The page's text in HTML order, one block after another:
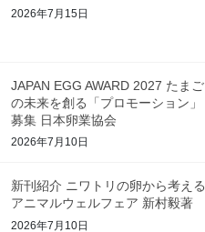
2026年7月15日
JAPAN EGG AWARD 2027 たまご
の未来を創る「プロモーション」
募集 日本卵業協会
2026年7月10日
新刊紹介 ニワトリの卵から考える
アニマルウェルフェア 新村毅著
2026年7月10日